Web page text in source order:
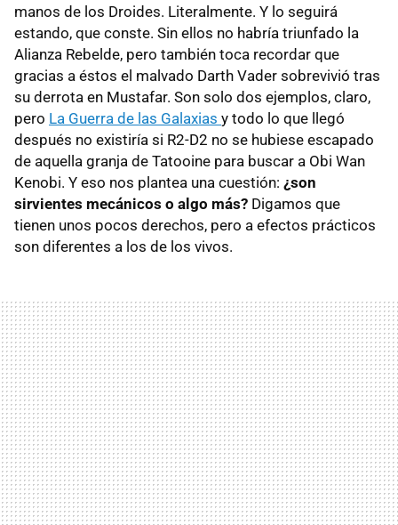
manos de los Droides. Literalmente. Y lo seguirá
estando, que conste. Sin ellos no habría triunfado la
Alianza Rebelde, pero también toca recordar que
gracias a éstos el malvado Darth Vader sobrevivió tras
su derrota en Mustafar. Son solo dos ejemplos, claro,
pero La Guerra de las Galaxias y todo lo que llegó
después no existiría si R2-D2 no se hubiese escapado
de aquella granja de Tatooine para buscar a Obi Wan
Kenobi. Y eso nos plantea una cuestión: ¿son
sirvientes mecánicos o algo más? Digamos que
tienen unos pocos derechos, pero a efectos prácticos
son diferentes a los de los vivos.